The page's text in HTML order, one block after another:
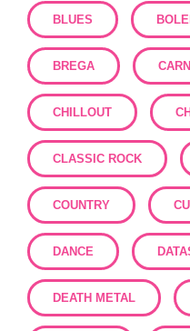
BLUES
BREGA
CHILLOUT
CLASSIC ROCK
COUNTRY
DANCE
DEATH METAL